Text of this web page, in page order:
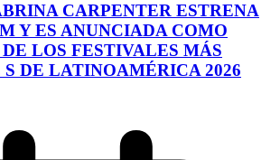
CARPENTER ESTRENA
Y ES ANUNCIADA COMO
LOS FESTIVALES MÁS
DE LATINOAMÉRICA 2026